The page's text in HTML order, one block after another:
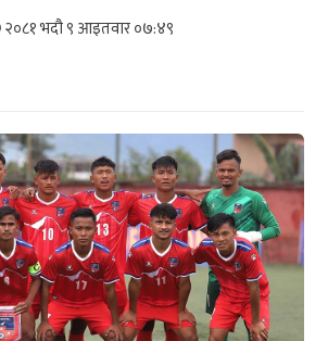
२०८१ भदौ ९ आइतवार ०७:४९